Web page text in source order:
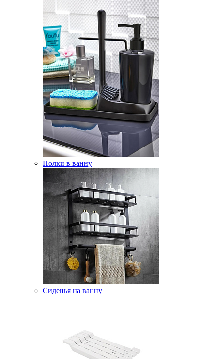
Полки в ванну
Сиденья на ванну